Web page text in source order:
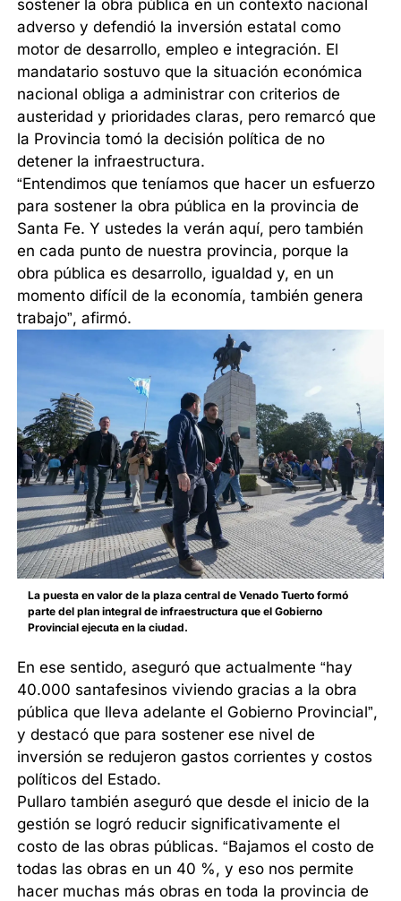
sostener la obra pública en un contexto nacional
adverso y defendió la inversión estatal como
motor de desarrollo, empleo e integración. El
mandatario sostuvo que la situación económica
nacional obliga a administrar con criterios de
austeridad y prioridades claras, pero remarcó que
la Provincia tomó la decisión política de no
detener la infraestructura.
“Entendimos que teníamos que hacer un esfuerzo
para sostener la obra pública en la provincia de
Santa Fe. Y ustedes la verán aquí, pero también
en cada punto de nuestra provincia, porque la
obra pública es desarrollo, igualdad y, en un
momento difícil de la economía, también genera
trabajo”, afirmó.
La puesta en valor de la plaza central de Venado Tuerto formó
parte del plan integral de infraestructura que el Gobierno
Provincial ejecuta en la ciudad.
En ese sentido, aseguró que actualmente “hay
40.000 santafesinos viviendo gracias a la obra
pública que lleva adelante el Gobierno Provincial”,
y destacó que para sostener ese nivel de
inversión se redujeron gastos corrientes y costos
políticos del Estado.
Pullaro también aseguró que desde el inicio de la
gestión se logró reducir significativamente el
costo de las obras públicas. “Bajamos el costo de
todas las obras en un 40 %, y eso nos permite
hacer muchas más obras en toda la provincia de